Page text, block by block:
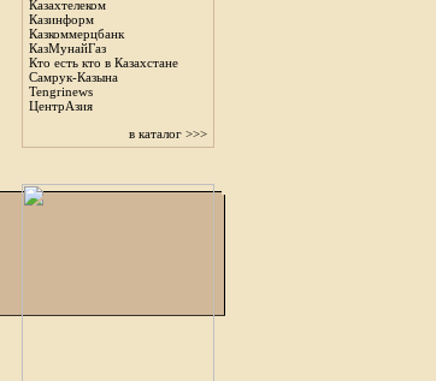
Казахтелеком
Казинформ
Казкоммерцбанк
КазМунайГаз
Кто есть кто в Казахстане
Самрук-Казына
Tengrinews
ЦентрАзия
в каталог >>>